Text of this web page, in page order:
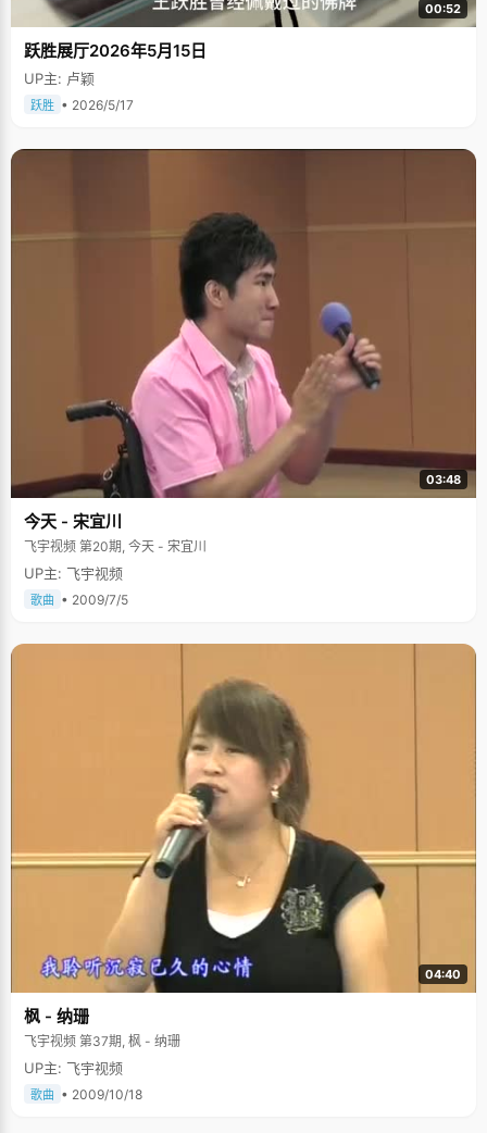
00:52
跃胜展厅2026年5月15日
UP主: 卢颖
跃胜 • 2026/5/17
03:48
今天 - 宋宜川
飞宇视频 第20期, 今天 - 宋宜川
UP主: 飞宇视频
歌曲 • 2009/7/5
04:40
枫 - 纳珊
飞宇视频 第37期, 枫 - 纳珊
UP主: 飞宇视频
歌曲 • 2009/10/18